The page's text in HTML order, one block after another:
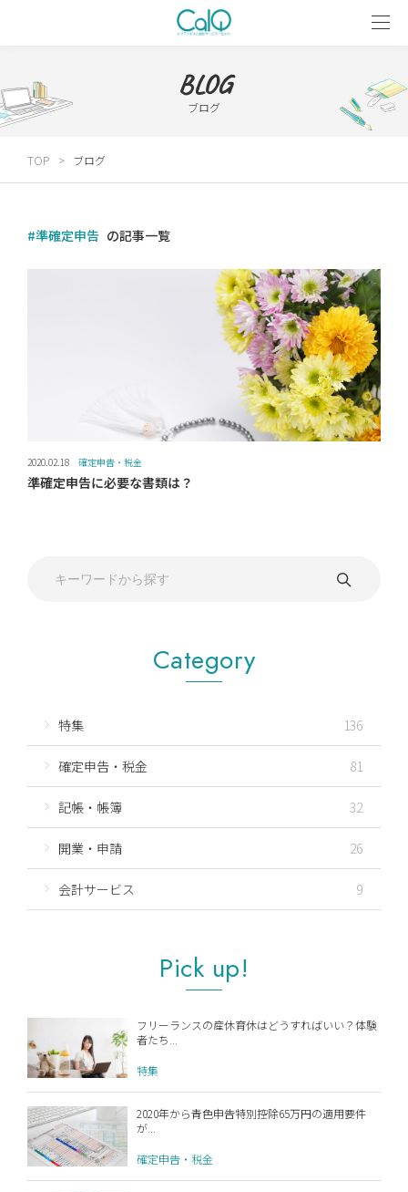
BLOG
ブログ
TOP ブログ
#準確定申告 の記事一覧
2020.02.18 確定申告・税金
準確定申告に必要な書類は？
Category
特集 136
確定申告・税金 81
記帳・帳簿 32
開業・申請 26
会計サービス 9
Pick up!
フリーランスの産休育休はどうすればいい？体験
者たち...
特集
2020年から青色申告特別控除65万円の適用要件
が...
確定申告・税金